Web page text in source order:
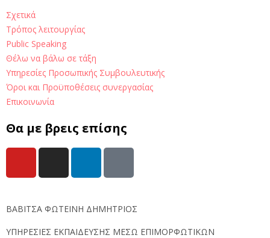
Σχετικά
Τρόπος λειτουργίας
Public Speaking
Θέλω να βάλω σε τάξη
Υπηρεσίες Προσωπικής Συμβουλευτικής
Όροι και Προϋποθέσεις συνεργασίας
Επικοινωνία
Θα με βρεις επίσης
ΒΑΒΙΤΣΑ ΦΩΤΕΙΝΗ ΔΗΜΗΤΡΙΟΣ
ΥΠΗΡΕΣΙΕΣ ΕΚΠΑΙΔΕΥΣΗΣ ΜΕΣΩ ΕΠΙΜΟΡΦΩΤΙΚΩΝ